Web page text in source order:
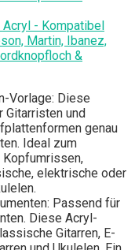
Acryl - Kompatibel
Martin, Ibanez,
&
Vorlage: Diese
Gitarristen und
genau
Ideal zum
Kopfumrissen,
elektrische oder
Passend für
Diese Acryl-
Gitarren, E-